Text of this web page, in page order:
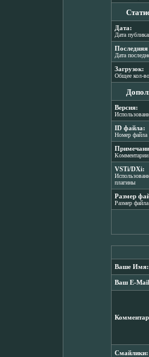
Дата:
Дата
Последняя
Дата
Загрузок:
Общее кол-
Версия:
ID файла:
Номер файла
Комментарии
VSTi/DXi:
плагины
Размер
Размер
Ваше Имя:
Ваш E-
Смайлики: